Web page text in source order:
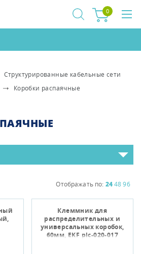
0
Структурированные кабельные сети
Коробки распаячные
Отображать по: 2448 96
Клеммник для
распределительных и
универсальных коробок,
60мм, EKF plc-020-017